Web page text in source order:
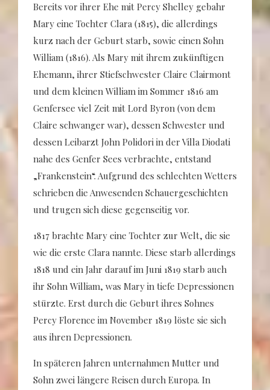
Bereits vor ihrer Ehe mit Percy Shelley gebahr
Mary eine Tochter Clara (1815), die allerdings
kurz nach der Geburt starb, sowie einen Sohn
William (1816). Als Mary mit ihrem zukünftigen
Ehemann, ihrer Stiefschwester Claire Clairmont
und dem kleinen William im Sommer 1816 am
Genfersee viel Zeit mit Lord Byron (von dem
Claire schwanger war), dessen Schwester und
dessen Leibarzt John Polidori in der Villa Diodati
nahe des Genfer Sees verbrachte, entstand
„Frankenstein“. Aufgrund des schlechten Wetters
schrieben die Anwesenden Schauergeschichten
und trugen sich diese gegenseitig vor.
1817 brachte Mary eine Tochter zur Welt, die sie
wie die erste Clara nannte. Diese starb allerdings
1818 und ein Jahr darauf im Juni 1819 starb auch
ihr Sohn William, was Mary in tiefe Depressionen
stürzte. Erst durch die Geburt ihres Sohnes
Percy Florence im November 1819 löste sie sich
aus ihren Depressionen.
In späteren Jahren unternahmen Mutter und
Sohn zwei längere Reisen durch Europa. In